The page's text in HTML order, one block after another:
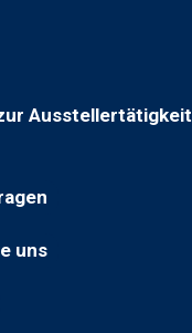
Ausstellertätigkeit
uns